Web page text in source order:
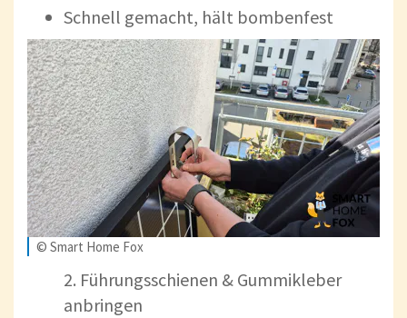
Schnell gemacht, hält bombenfest
© Smart Home Fox
2. Führungsschienen & Gummikleber
anbringen